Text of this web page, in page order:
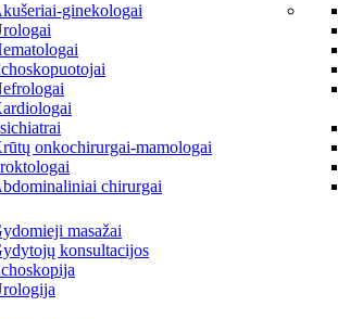
ginekologai
onkochirurgai-mamologai
chirurgai
masažai
konsultacijos